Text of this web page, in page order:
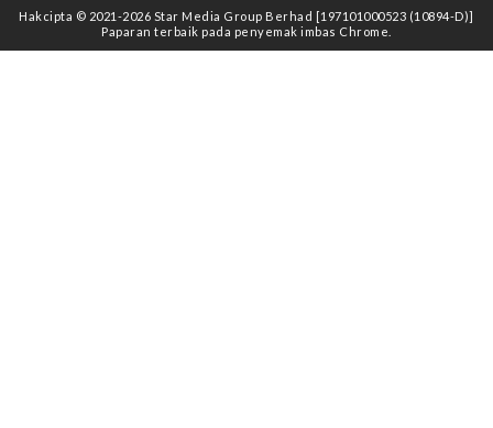
Hakcipta © 2021 -2026 Star Media Group Berhad [197101000523 (10894-D)]
Paparan terbaik pada penyemak imbas Chrome.